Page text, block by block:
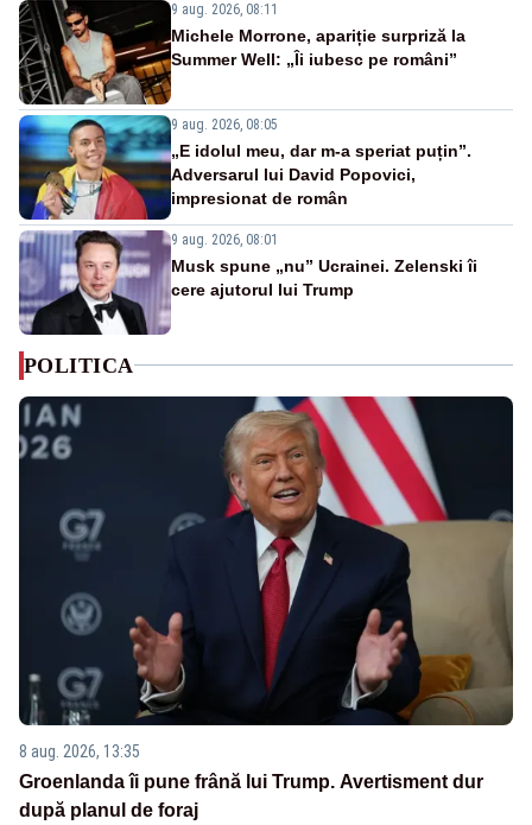
9 aug. 2026, 08:11
Michele Morrone, apariție surpriză la
Summer Well: „Îi iubesc pe români”
9 aug. 2026, 08:05
„E idolul meu, dar m-a speriat puțin”.
Adversarul lui David Popovici,
impresionat de român
9 aug. 2026, 08:01
Musk spune „nu” Ucrainei. Zelenski îi
cere ajutorul lui Trump
POLITICA
8 aug. 2026, 13:35
Groenlanda îi pune frână lui Trump. Avertisment dur
după planul de foraj